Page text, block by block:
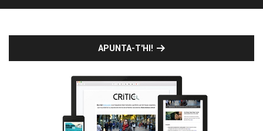
APUNTA-T'HI!